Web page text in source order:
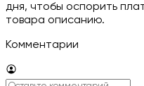
дня, чтобы оспорить
товара описанию.
Комментарии